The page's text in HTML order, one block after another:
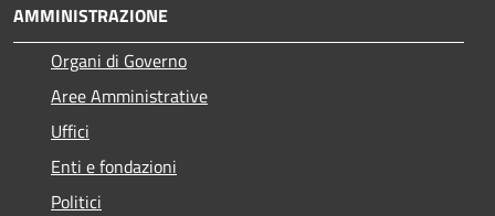
AMMINISTRAZIONE
Organi di Governo
Aree Amministrative
Uffici
Enti e fondazioni
Politici